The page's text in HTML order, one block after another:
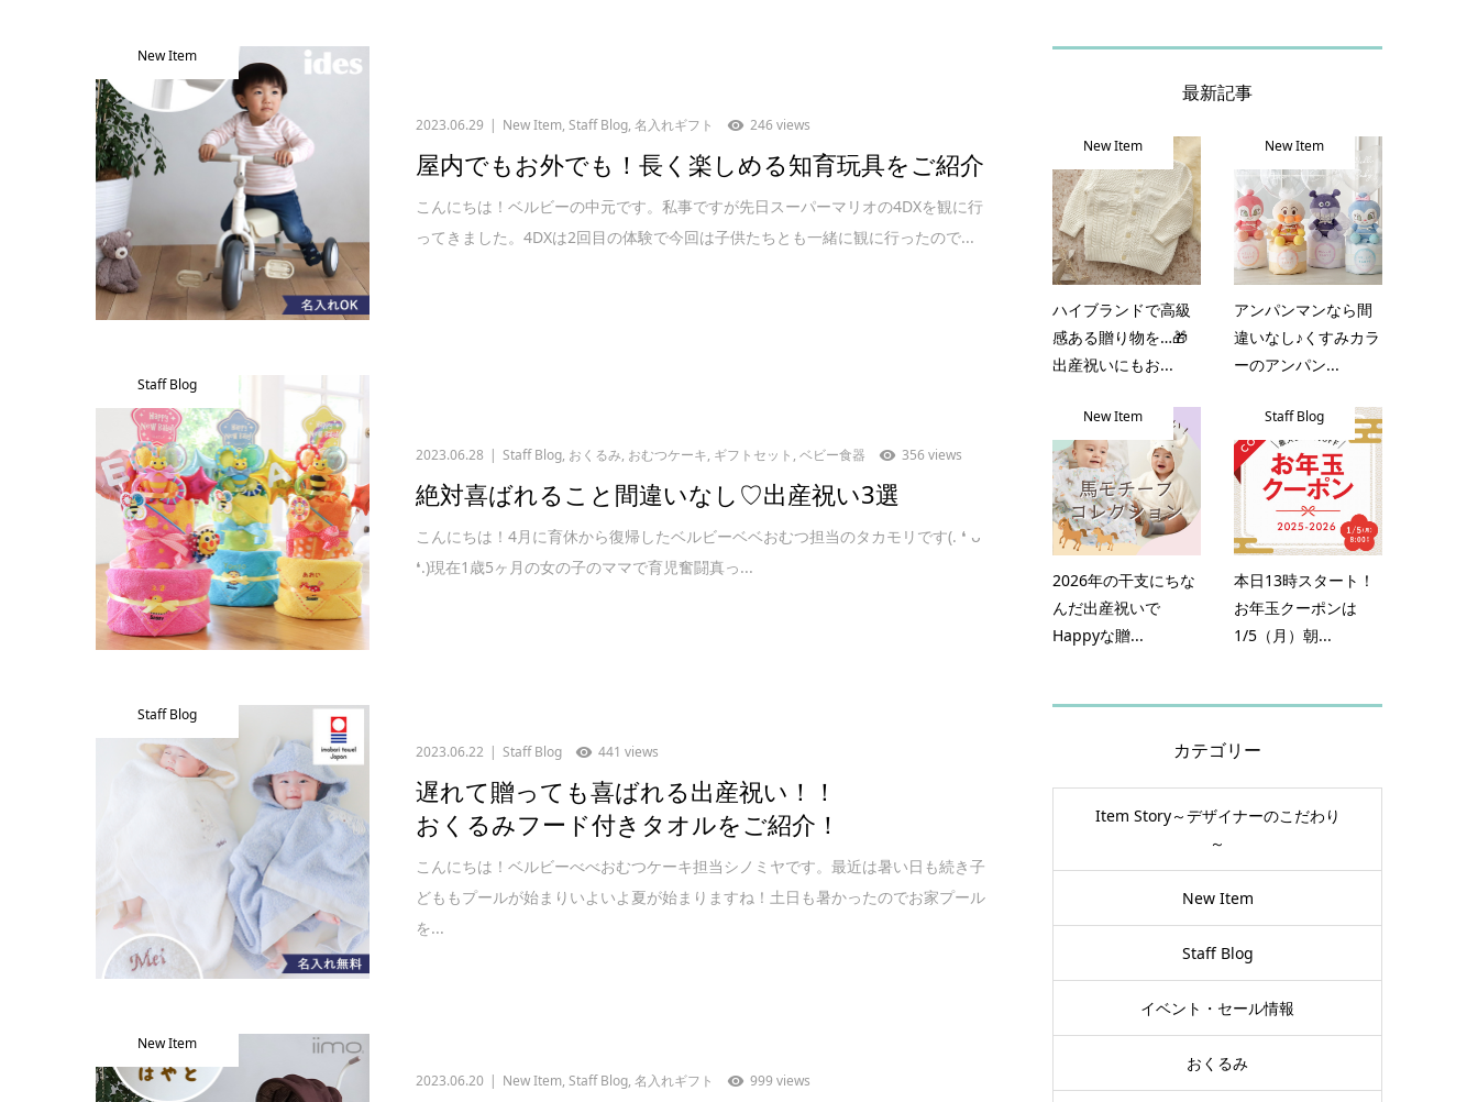
New Item
2023.06.29 New Item,Staff Blog,名入れギフト 246 views
屋内でもお外でも！長く楽しめる知育玩具をご紹介
こんにちは！ベルビーの中元です。私事ですが先日スーパーマリオの4DXを観に行
ってきました。4DXは2回目の体験で今回は子供たちとも一緒に観に行ったので...
Staff Blog
2023.06.28 Staff Blog, おくるみ, おむつケーキ, ギフトセット ,ベビー食器 356 views
絶対喜ばれること間違いなし♡出産祝い3選
こんにちは！4月に育休から復帰したベルビーベベおむつ担当のタカモリです(⁠.⁠ ⁠❛⁠ ⁠ᴗ⁠
⁠❛⁠.⁠)現在1歳5ヶ月の女の子のママで育児奮闘真っ...
Staff Blog
2023.06.22 Staff Blog 441 views
遅れて贈っても喜ばれる出産祝い！！
おくるみフード付きタオルをご紹介！
こんにちは！ベルビーべべおむつケーキ担当シノミヤです。最近は暑い日も続き子
どももプールが始まりいよいよ夏が始まりますね！土日も暑かったのでお家プール
を...
New Item
2023.06.20 New Item,Staff Blog,名入れギフト 999 views
最新記事
New Item
ハイブランドで高級
感ある贈り物を…🎁
出産祝いにもお...
New Item
アンパンマンなら間
違いなし♪くすみカラ
ーのアンパン...
New Item
2026年の干支にちな
んだ出産祝いで
Happyな贈...
Staff Blog
本日13時スタート！
お年玉クーポンは
1/5（月）朝...
カテゴリー
Item Story～デザイナーのこだわり
～
New Item
Staff Blog
イベント・セール情報
おくるみ